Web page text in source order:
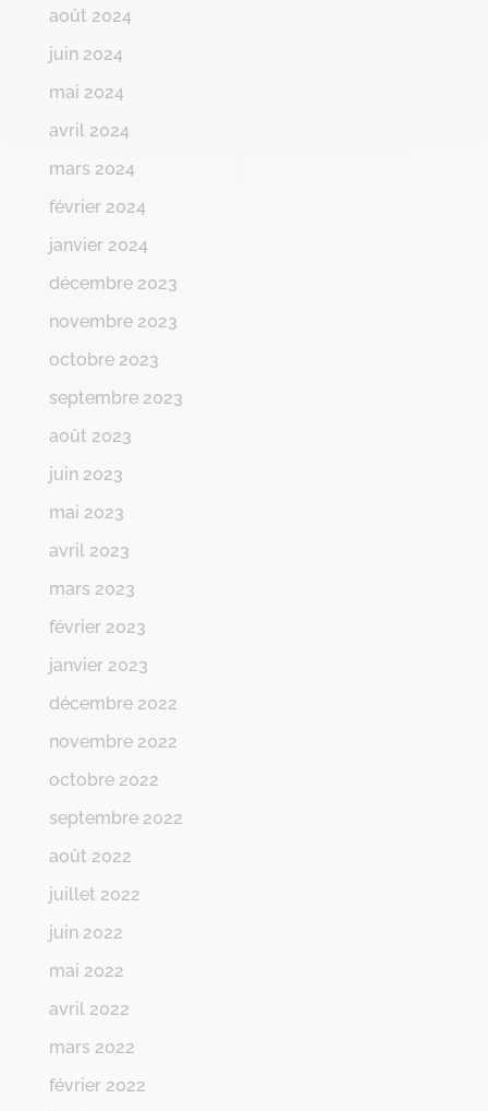
août 2024
juin 2024
mai 2024
avril 2024
mars 2024
février 2024
janvier 2024
décembre 2023
novembre 2023
octobre 2023
septembre 2023
août 2023
juin 2023
mai 2023
avril 2023
mars 2023
février 2023
janvier 2023
décembre 2022
novembre 2022
octobre 2022
septembre 2022
août 2022
juillet 2022
juin 2022
mai 2022
avril 2022
mars 2022
février 2022